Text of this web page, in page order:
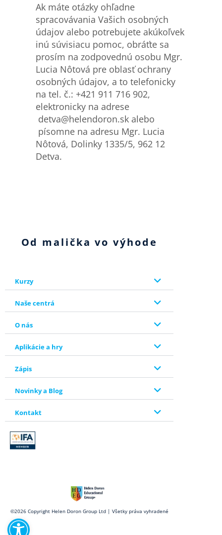
Open toolbar
Ak máte otázky ohľadne
spracovávania Vašich osobných
údajov alebo potrebujete akúkoľvek
inú súvisiacu pomoc, obráťte sa
prosím na zodpovednú osobu Mgr.
Lucia Nôtová pre oblasť ochrany
osobných údajov, a to telefonicky
na tel. č.: +421 911 716 902,
elektronicky na adrese
detva@helendoron.sk alebo
písomne na adresu Mgr. Lucia
Nôtová, Dolinky 1335/5, 962 12
Detva.
Od malička vo výhode
Kurzy
Naše centrá
O nás
Aplikácie a hry
Zápis
Novinky a Blog
Kontakt
©2026 Copyright Helen Doron Group Ltd | Všetky práva vyhradené